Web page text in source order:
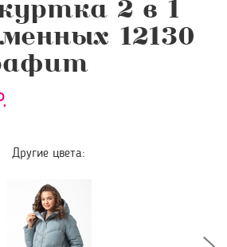
2 в 1
12130
Другие цвета: